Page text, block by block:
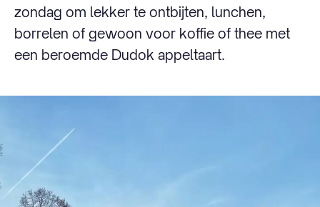
zondag om lekker te ontbijten, lunchen,
borrelen of gewoon voor koffie of thee met
een beroemde Dudok appeltaart.